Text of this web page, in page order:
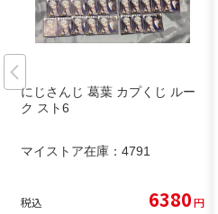
にじさんじ 葛葉 カプくじ ルー
ク スト6
マイストア在庫： 4791
税込 6380円